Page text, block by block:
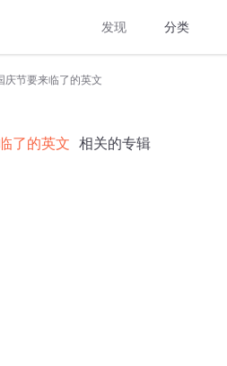
发现 分类
庆节要来临了的英文
了的英文 相关的专辑